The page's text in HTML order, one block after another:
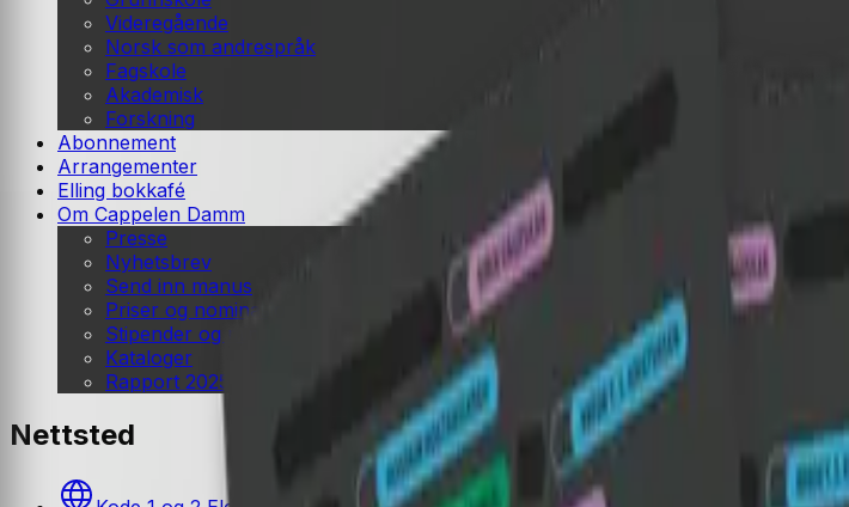
Videregående
Norsk som andrespråk
Fagskole
Akademisk
Forskning
Abonnement
Arrangementer
Elling bokkafé
Om Cappelen Damm
Presse
Nyhetsbrev
Send inn manus
Priser og nominasjoner
Stipender og minnepriser
Kataloger
Rapport 2025
Nettsted